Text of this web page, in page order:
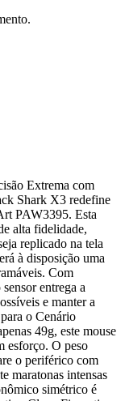
Extrema com
Shark X3 redefine
PAW3395. Esta
alta fidelidade,
replicado na tela
à disposição uma
Com
entrega a
e manter a
o Cenário
49g, este mouse
esforço. O peso
o periférico com
maratonas intensas
simétrico é